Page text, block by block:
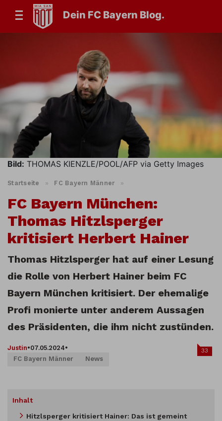
Dein FC Bayern Blog.
Bild: THOMAS KIENZLE/POOL/AFP via Getty Images
Startseite » FC Bayern Männer »
FC Bayern München:
Thomas Hitzlsperger
kritisiert Herbert Hainer
Thomas Hitzlsperger hat auf einer Lesung
die Rolle von Herbert Hainer beim FC
Bayern München kritisiert. Der ehemalige
Profi monierte unter anderem Aussagen
des Präsidenten, die ihm nicht zustünden.
Justin•07.05.2024•
FC Bayern Männer
News
33
Inhalt
Hitzlsperger kritisiert Hainer: Das ist gemeint